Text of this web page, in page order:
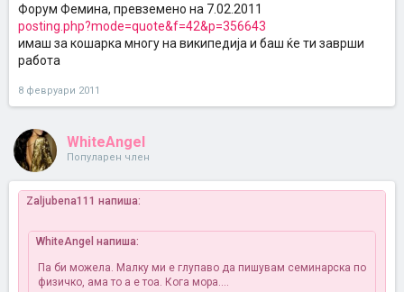
Форум Фемина, превземено на 7.02.2011
posting.php?mode=quote&f=42&p=356643
имаш за кошарка многу на википедија и баш ќе ти заврши
работа
8 февруари 2011
WhiteAngel
Популарен член
Zaljubena111 напиша:
WhiteAngel напиша:
Па би можела. Малку ми е глупаво да пишувам семинарска по
физичко, ама то а е тоа. Кога мора....